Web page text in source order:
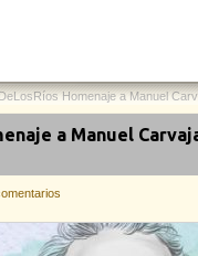
Homenaje a Manuel
a Manuel